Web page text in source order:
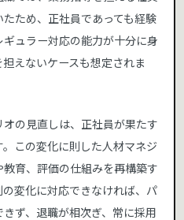
ため、正社員であっても経験
ュラー対応の能力が十分に身
えないケースも想定されま
の見直しは、正社員が果たす
この変化に則した人材マネジ
育、評価の仕組みを再構築す
変化に対応できなければ、パ
ず、退職が相次ぎ、常に採用